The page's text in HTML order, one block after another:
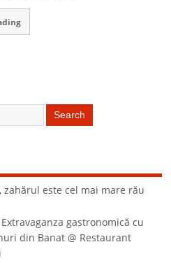
zahărul este cel mai mare rău
gastronomică cu
din Banat @ Restaurant